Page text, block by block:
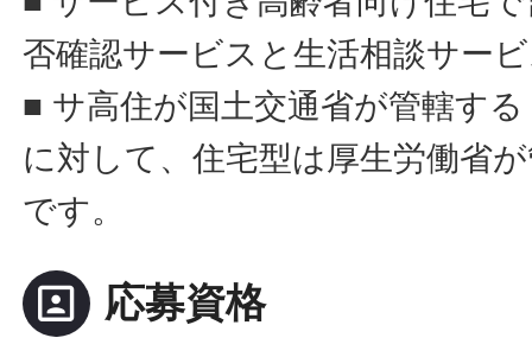
否確認サービスと生活相談サー
■ サ高住が国土交通省が管轄す
に対して、住宅型は厚生労働省
です。
portrait 応募資格